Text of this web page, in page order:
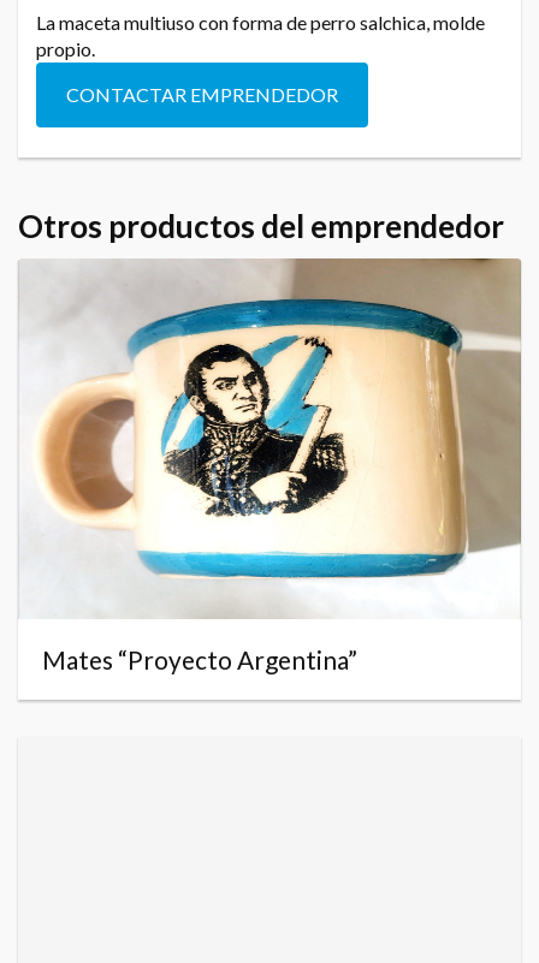
La maceta multiuso con forma de perro salchica, molde
propio.
CONTACTAR EMPRENDEDOR
Otros productos del emprendedor
Mates “Proyecto Argentina”